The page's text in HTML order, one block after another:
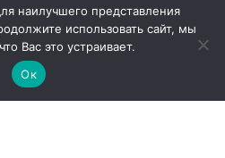
наилучшего представления
использовать сайт, мы
Вас это устраивает.
Ок